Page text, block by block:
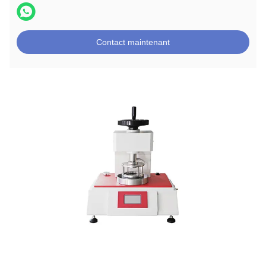
Contact maintenant